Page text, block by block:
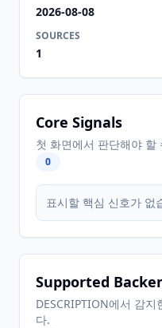
2026-08-08
SOURCES
1
Core Signals
첫 화면에서 판단해야 할
0
표시할 핵심 신호가 없
Supported
DESCRIPTION에서 감
다.